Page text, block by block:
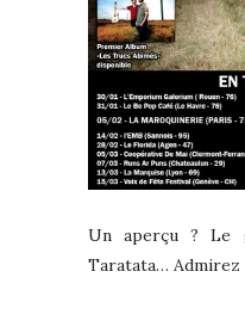
Un aperçu ? Le
Taratata… Admirez